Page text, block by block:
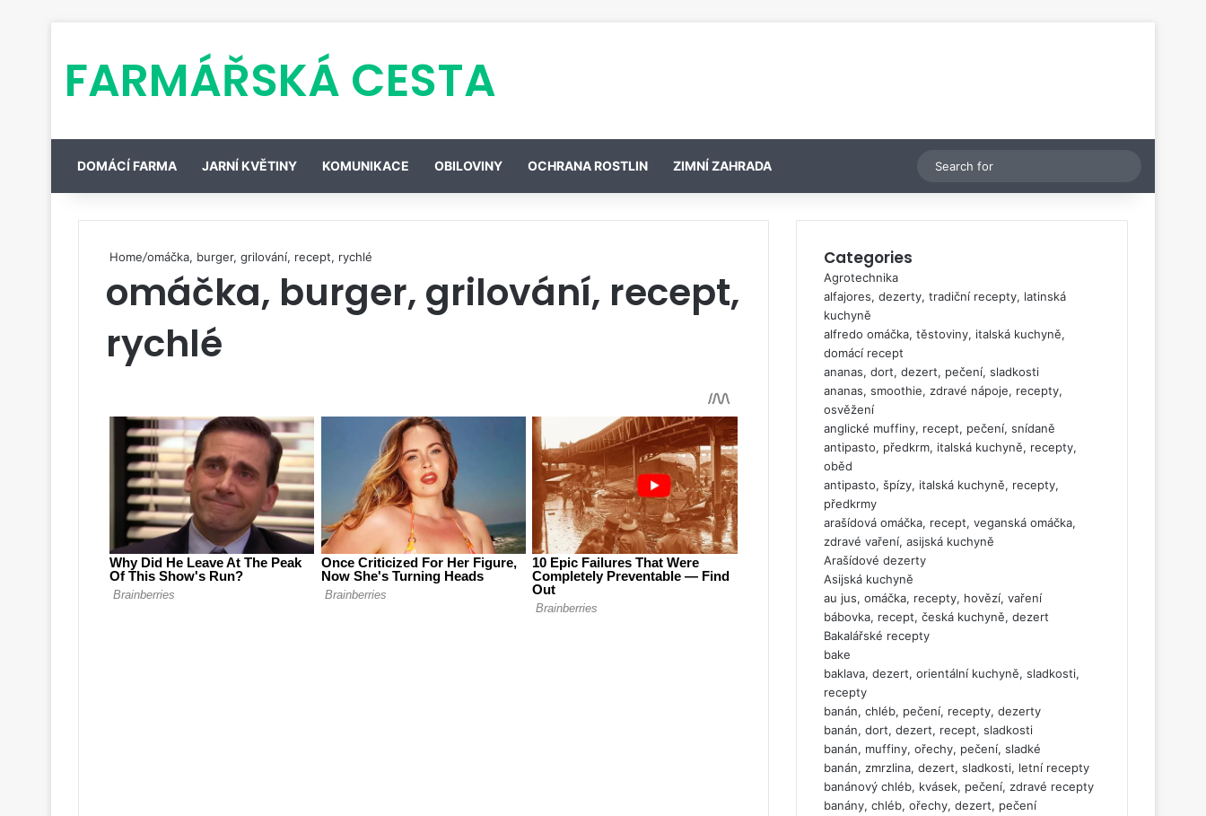
FARMÁŘSKÁ CESTA
DOMÁCÍ FARMA JARNÍ KVĚTINY KOMUNIKACE OBILOVINY OCHRANA ROSTLIN ZIMNÍ ZAHRADA Switch skin
for
Home/omáčka, burger, grilování, recept, rychlé
omáčka, burger, grilování, recept,
rychlé
Categories
Agrotechnika
alfajores, dezerty, tradiční recepty, latinská
kuchyně
alfredo omáčka, těstoviny, italská kuchyně,
domácí recept
ananas, dort, dezert, pečení, sladkosti
ananas, smoothie, zdravé nápoje, recepty,
osvěžení
anglické muffiny, recept, pečení, snídaně
antipasto, předkrm, italská kuchyně, recepty,
oběd
antipasto, špízy, italská kuchyně, recepty,
předkrmy
arašídová omáčka, recept, veganská omáčka,
zdravé vaření, asijská kuchyně
Arašídové dezerty
Asijská kuchyně
au jus, omáčka, recepty, hovězí, vaření
bábovka, recept, česká kuchyně, dezert
Bakalářské recepty
bake
baklava, dezert, orientální kuchyně, sladkosti,
recepty
banán, chléb, pečení, recepty, dezerty
banán, dort, dezert, recept, sladkosti
banán, muffiny, ořechy, pečení, sladké
banán, zmrzlina, dezert, sladkosti, letní recepty
banánový chléb, kvásek, pečení, zdravé recepty
banány, chléb, ořechy, dezert, pečení